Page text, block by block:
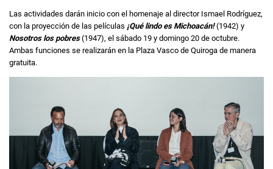
Las actividades darán inicio con el homenaje al director Ismael Rodríguez,
con la proyección de las películas ¡Qué lindo es Michoacán!(1942) y
Nosotros los pobres(1947), el sábado 19 y domingo 20 de octubre.
Ambas funciones se realizarán en la Plaza Vasco de Quiroga de manera
gratuita.